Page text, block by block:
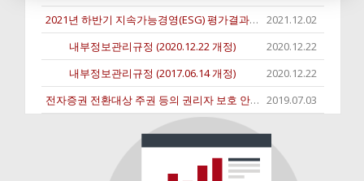
2021년 하반기 지속가능경영(ESG) 평가결과(안내)
2021.12.02
내부정보관리규정 (2020.12.22 개정)
2020.12.22
내부정보관리규정 (2017.06.14 개정)
2020.12.22
전자증권 전환대상 주권 등의 권리자 보호 안내 2019.07.03